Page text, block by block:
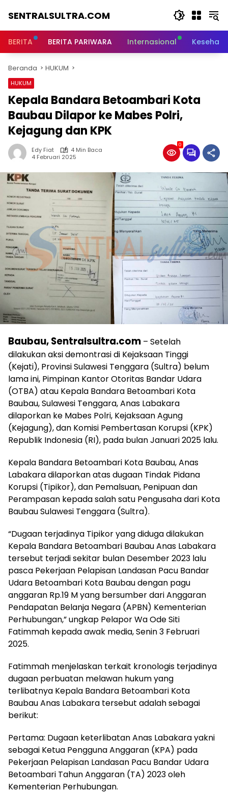
SENTRALSULTRA.COM
BERITA BERITA PARIWARA Internasional
Beranda HUKUM
HUKUM
Kepala Bandara Betoambari Kota
Baubau Dilapor ke Mabes Polri,
Kejagung dan KPK
Edy Fiat
4 Min Baca
4 Februari 2025
0
Baubau, Sentralsultra.com – Setelah
dilakukan aksi demontrasi di Kejaksaan Tinggi
(Kejati), Provinsi Sulawesi Tenggara (Sultra) belum
lama ini, Pimpinan Kantor Otoritas Bandar Udara
(OTBA) atau Kepala Bandara Betoambari Kota
Baubau, Sulawesi Tenggara, Anas Labakara
dilaporkan ke Mabes Polri, Kejaksaan Agung
(Kejagung), dan Komisi Pembertasan Korupsi (KPK)
Republik Indonesia (RI), pada bulan Januari 2025 lalu.
Kepala Bandara Betoambari Kota Baubau, Anas
Labakara dilaporkan atas dugaan Tindak Pidana
Korupsi (Tipikor), dan Pemalsuan, Penipuan dan
Perampasan kepada salah satu Pengusaha dari Kota
Baubau Sulawesi Tenggara (Sultra).
“Dugaan terjadinya Tipikor yang diduga dilakukan
Kepala Bandara Betoambari Baubau Anas Labakara
tersebut terjadi sekitar bulan Desember 2023 lalu
pasca Pekerjaan Pelapisan Landasan Pacu Bandar
Udara Betoambari Kota Baubau dengan pagu
anggaran Rp.19 M yang bersumber dari Anggaran
Pendapatan Belanja Negara (APBN) Kementerian
Perhubungan,” ungkap Pelapor Wa Ode Siti
Fatimmah kepada awak media, Senin 3 Februari
2025.
Fatimmah menjelaskan terkait kronologis terjadinya
dugaan perbuatan melawan hukum yang
terlibatnya Kepala Bandara Betoambari Kota
Baubau Anas Labakara tersebut adalah sebagai
berikut:
Pertama: Dugaan keterlibatan Anas Labakara yakni
sebagai Ketua Pengguna Anggaran (KPA) pada
Pekerjaan Pelapisan Landasan Pacu Bandar Udara
Betoambari Tahun Anggaran (TA) 2023 oleh
Kementerian Perhubungan.